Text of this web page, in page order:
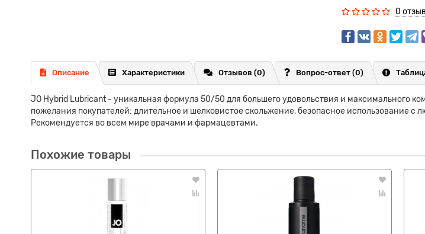
0
Описание Характеристики Отзывов (0) Вопрос-ответ (0)
JO Hybrid Lubricant - уникальная формула 50/50 для большего удовольствия и максимального
пожелания покупателей: длительное и шелковистое скольжение, безопасное использование
Рекомендуется во всем мире врачами и фармацевтами.
Похожие товары